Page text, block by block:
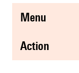
menu
action